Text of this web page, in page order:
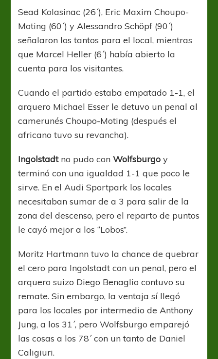
Sead Kolasinac (26´), Eric Maxim Choupo-
Moting (60´) y Alessandro Schöpf (90´)
señalaron los tantos para el local, mientras
que Marcel Heller (6´) había abierto la
cuenta para los visitantes.
Cuando el partido estaba empatado 1-1, el
arquero Michael Esser le detuvo un penal al
camerunés Choupo-Moting (después el
africano tuvo su revancha).
Ingolstadtno pudo conWolfsburgo y
terminó con una igualdad 1-1 que poco le
sirve. En el Audi Sportpark los locales
necesitaban sumar de a 3 para salir de la
zona del descenso, pero el reparto de puntos
le cayó mejor a los “Lobos”.
Moritz Hartmann tuvo la chance de quebrar
el cero para Ingolstadt con un penal, pero el
arquero suizo Diego Benaglio contuvo su
remate. Sin embargo, la ventaja sí llegó
para los locales por intermedio de Anthony
Jung, a los 31´, pero Wolfsburgo emparejó
las cosas a los 78´ con un tanto de Daniel
Caligiuri.